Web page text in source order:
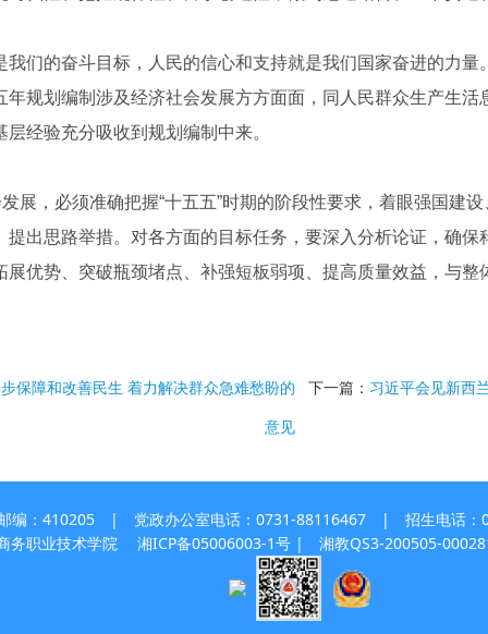
的奋斗目标，人民的信心和支持就是我们国家奋进的力量
规划编制涉及经济社会发展方方面面，同人民群众生产生
经验充分吸收到规划编制中来。
，必须准确把握“十五五”时期的阶段性要求，着眼强国建
出思路举措。对各方面的目标任务，要深入分析论证，确
优势、突破瓶颈堵点、补强短板弱项、提高质量效益，与
保障和改善民生 着力解决群众急难愁盼的
意见
下一篇： 习近平会见新西
编：410205 | 党政办公室电话：0731-88116467 | 招生电话
务职业技术学院
湘ICP备05006003-1号 | 湘教QS3-200505-